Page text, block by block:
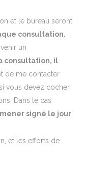
et le bureau seront
consultation.
un
consultation, il
de me contacter
vous devez cocher
Dans le cas
signé le jour
et les efforts de